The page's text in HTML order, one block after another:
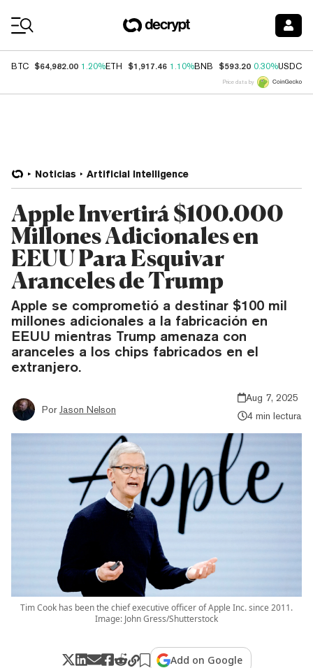
BTC $64,982.00 1.20%ETH $1,917.46 1.10%BNB $593.20 0.30%USDC
Price data by
Noticias Artificial Intelligence
Apple Invertirá $100.000
Millones Adicionales en
EEUU Para Esquivar
Aranceles de Trump
Apple se comprometió a destinar $100 mil
millones adicionales a la fabricación en
EEUU mientras Trump amenaza con
aranceles a los chips fabricados en el
extranjero.
Por Jason Nelson
Aug 7, 2025
4 min lectura
Tim Cook has been the chief executive officer of Apple Inc. since 2011.
Image: John Gress/Shutterstock
Add on Google